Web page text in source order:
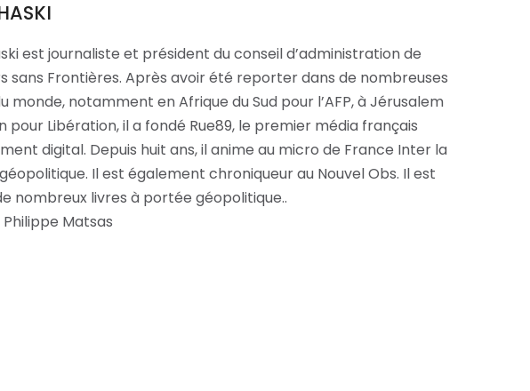
est journaliste et président du conseil d’administration de
sans Frontières. Après avoir été reporter dans de nombreuses
monde, notamment en Afrique du Sud pour l’AFP, à Jérusalem
pour Libération, il a fondé Rue89, le premier média français
digital. Depuis huit ans, il anime au micro de France Inter la
Il est également chroniqueur au Nouvel Obs. Il est
nombreux livres à portée géopolitique..
Matsas